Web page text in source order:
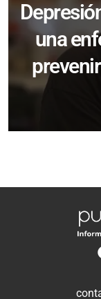
una